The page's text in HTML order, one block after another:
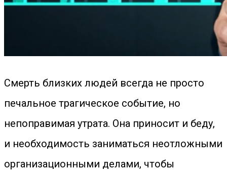
Смерть близких людей всегда не просто
печальное трагическое событие, но
непоправимая утрата. Она приносит и беду,
и необходимость заниматься неотложными
организационными делами, чтобы